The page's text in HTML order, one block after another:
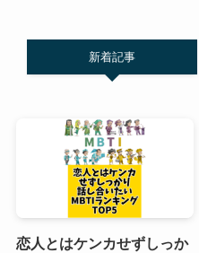
新着記事
恋人とはケンカせずしっか